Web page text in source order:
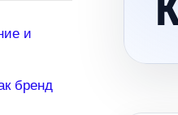
и
бренд